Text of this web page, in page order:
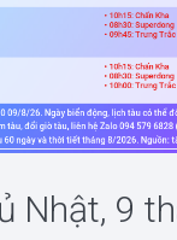
Nhật, 9